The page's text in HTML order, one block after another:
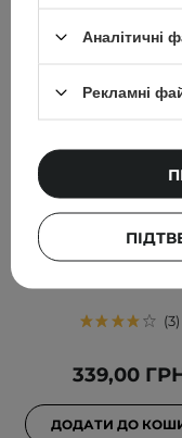
Anwen - Here
Shine -
блиску
середньої
3
339,00
ДОДАТИ ДО
Аналітичні
Рекламні